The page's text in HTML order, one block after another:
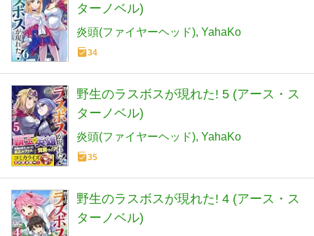
ターノベル)
炎頭(ファイヤーヘッド) YahaKo
34
野生のラスボスが現れた! 5 (アース・ス
ターノベル)
炎頭(ファイヤーヘッド) YahaKo
35
野生のラスボスが現れた! 4 (アース・ス
ターノベル)